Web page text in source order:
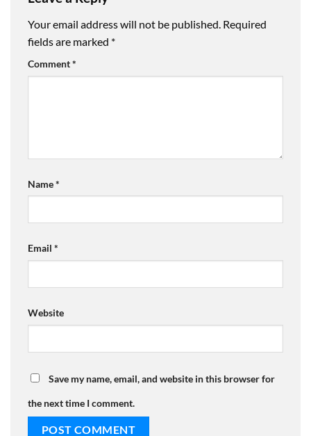
Your email address will not be published. Required
fields are marked *
Comment*
Name*
Email *
Website
Save my name, email, and website in this browser for
the next time I comment.